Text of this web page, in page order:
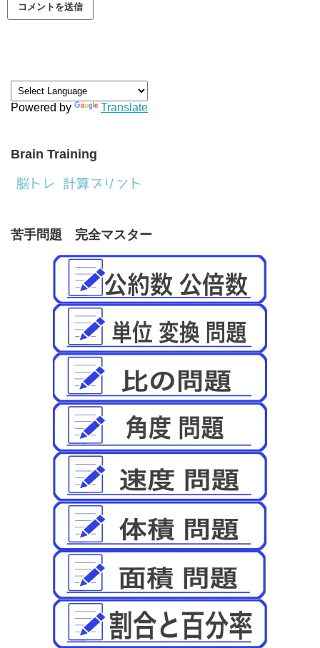
Powered by Translate
Brain Training
苦手問題 完全マスター